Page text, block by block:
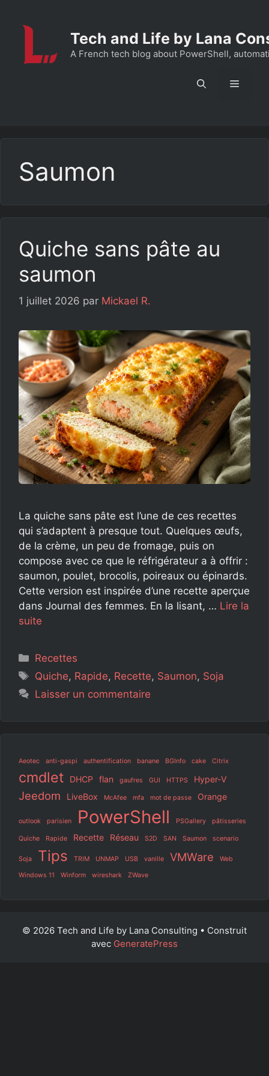
Tech and Life by Lana
A French tech blog about PowerShell,
Menu
Saumon
Quiche sans pâte au
saumon
1 juillet 2026 par Mickael R.
La quiche sans pâte est l’une de ces recettes
qui s’adaptent à presque tout. Quelques œufs,
de la crème, un peu de fromage, puis on
compose avec ce que le réfrigérateur a à offrir :
saumon, poulet, brocolis, poireaux ou épinards.
Cette version est inspirée d’une recette aperçue
dans Journal des femmes. En la lisant, … Lire la
suite
Catégories
Recettes
Étiquettes
Quiche, Rapide, Recette, Saumon, Soja
Laisser un commentaire
Aeotec anti-gaspi authentification banane BGInfo cake Citrix
cmdlet DHCP flan gaufres GUI HTTPS Hyper-V
Jeedom LiveBox McAfee mfa mot de passe Orange
outlook parisien PowerShell PSGallery pâtisseries
Quiche Rapide Recette Réseau S2D SAN Saumon scenario
Soja Tips TRIM UNMAP USB vanille VMWare Web
Windows 11 Winform wireshark ZWave
© 2026 Tech and Life by Lana Consulting • Construit
avec GeneratePress